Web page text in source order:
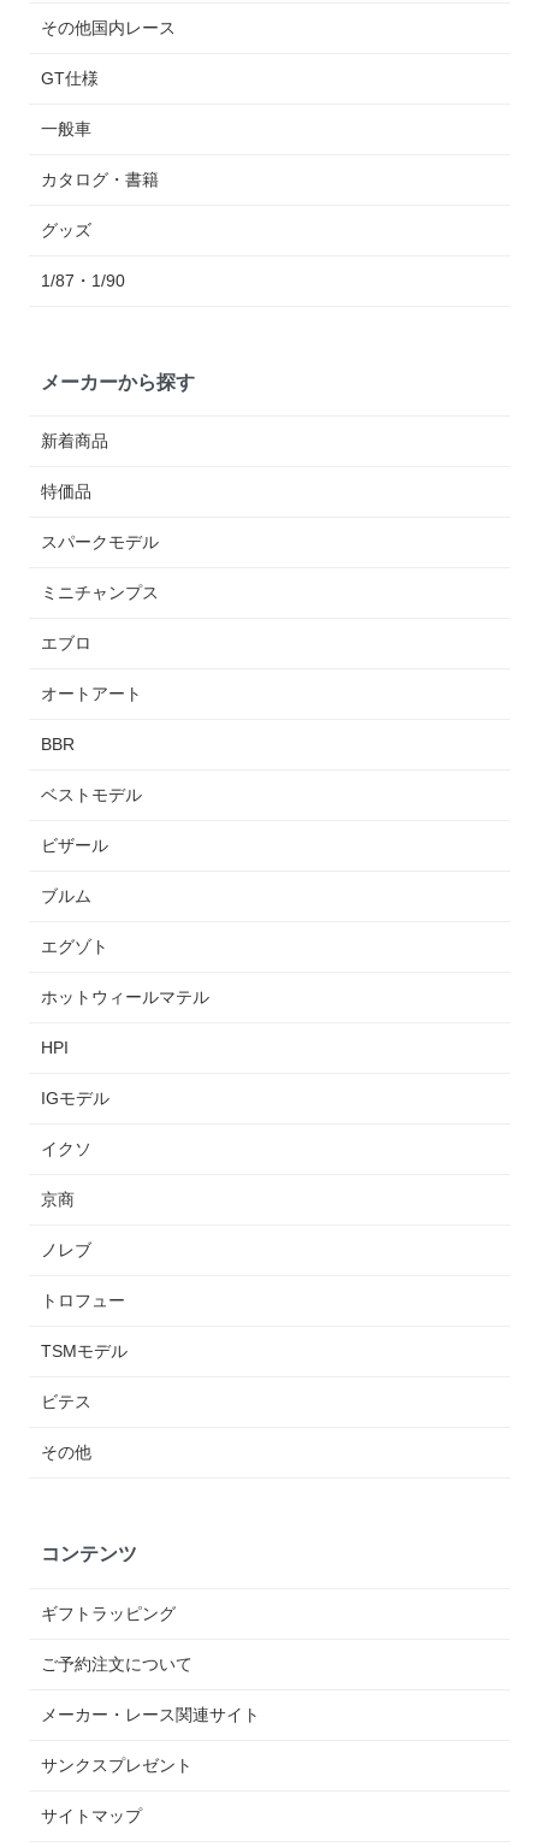
その他国内レース
GT仕様
一般車
カタログ・書籍
グッズ
1/87・1/90
メーカーから探す
新着商品
特価品
スパークモデル
ミニチャンプス
エブロ
オートアート
BBR
ベストモデル
ビザール
ブルム
エグゾト
ホットウィールマテル
HPI
IGモデル
イクソ
京商
ノレブ
トロフュー
TSMモデル
ビテス
その他
コンテンツ
ギフトラッピング
ご予約注文について
メーカー・レース関連サイト
サンクスプレゼント
サイトマップ